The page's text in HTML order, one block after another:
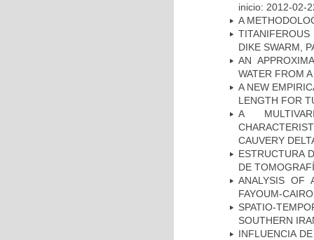
inicio: 2012-02-
A
DIKE SWARM,
AN
WATER FROM
A NEW
LENGTH FOR
A
CAUVERY
ESTRUCTURA
DE
ANALYSIS OF
FAYOUM-
SPATIO-
SOUTHERN
INFLUENCIA